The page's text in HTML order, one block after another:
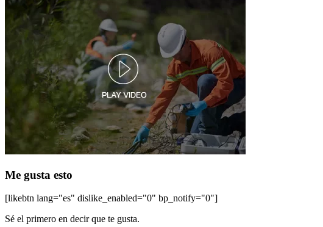
Me gusta esto
[likebtn lang="es" dislike_enabled="0" bp_notify="0"]
Sé el primero en decir que te gusta.